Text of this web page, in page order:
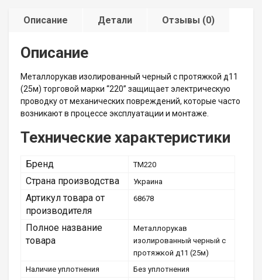
Описание Детали Отзывы (0)
Описание
Металлорукав изолированный черный с протяжкой д11
(25м) торговой марки “220” защищает электрическую
проводку от механических повреждений, которые часто
возникают в процессе эксплуатации и монтаже.
Технические характеристики
Бренд ТМ220
Страна производства Украина
Артикул товара от
производителя
68678
Полное название
товара
Металлорукав
изолированный черный с
протяжкой д11 (25м)
Наличие уплотнения
Без уплотнения